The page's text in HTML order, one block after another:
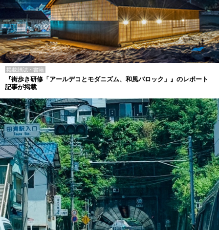
掲載雑誌・書籍
『街歩き研修「アールデコとモダニズム、和風バロック」』のレポート
記事が掲載